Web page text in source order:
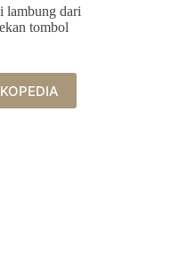
lambung dari
tombol